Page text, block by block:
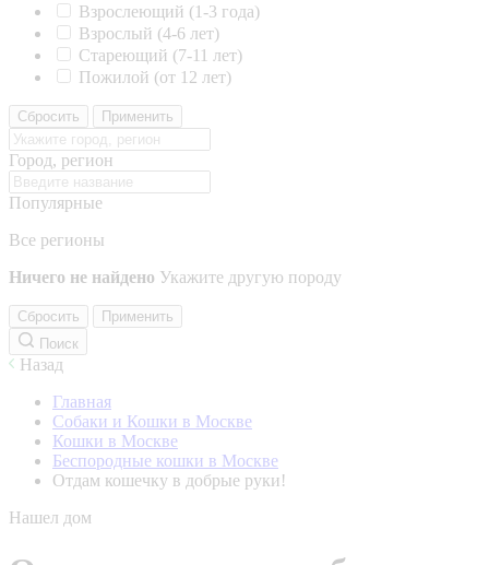
Взрослеющий (1-3 года)
Взрослый (4-6 лет)
Стареющий (7-11 лет)
Пожилой (от 12 лет)
Сбросить Применить
Город, регион
Популярные
Все регионы
Ничего не найдено Укажите другую породу
Сбросить
Применить
Поиск
Назад
Главная
Собаки и Кошки в Москве
Кошки в Москве
Беспородные кошки в Москве
Отдам кошечку в добрые руки!
Нашел дом